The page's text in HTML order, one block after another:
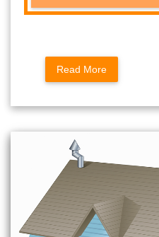
Read More